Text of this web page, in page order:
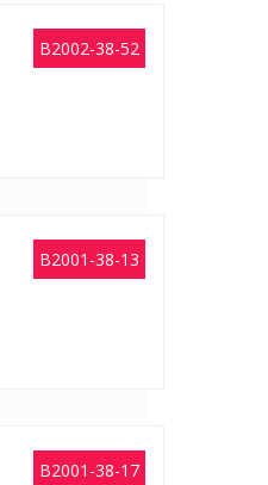
B2002-38-52
B2001-38-13
B2001-38-17